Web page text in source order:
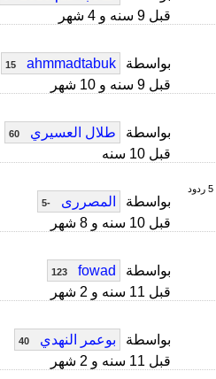
قبل 9 سنه و 4 شهر
بواسطة ahmmadtabuk
15
قبل 9 سنه و 10 شهر
بواسطة طلال العسيري 60
قبل 10 سنه
5 ردود
بواسطة المصررى -5
قبل 10 سنه و 8 شهر
بواسطة fowad
123
قبل 11 سنه و 2 شهر
بواسطة بوعمر النهدي 40
قبل 11 سنه و 2 شهر